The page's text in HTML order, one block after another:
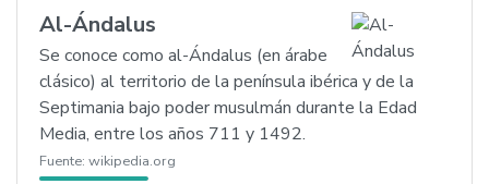
Al-Ándalus
Se conoce como al-Ándalus (en árabe
clásico) al territorio de la península ibérica y de la
Septimania bajo poder musulmán durante la Edad
Media, entre los años 711 y 1492.
Fuente: wikipedia.org